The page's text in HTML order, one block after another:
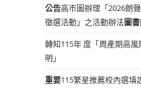
公告高市圖辦理「2026朗
徵選活動」之活動辦法圖
轉知115年 度「周產期高
明」
重要115繁星推薦校內選填